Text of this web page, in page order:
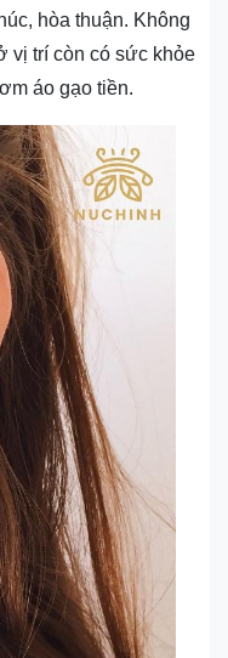
hòa thuận. Không
vị trí còn có sức khỏe
áo gạo tiền.